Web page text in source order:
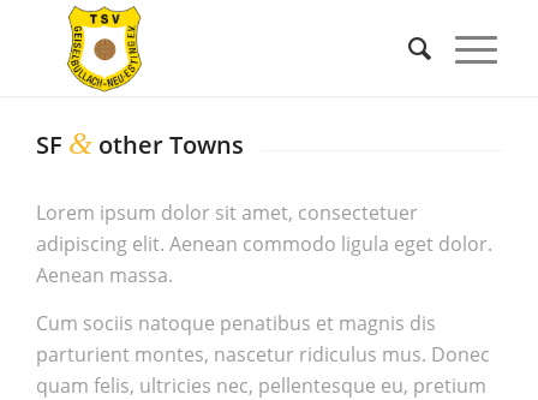
SF & other Towns
Lorem ipsum dolor sit amet, consectetuer
adipiscing elit. Aenean commodo ligula eget dolor.
Aenean massa.
Cum sociis natoque penatibus et magnis dis
parturient montes, nascetur ridiculus mus. Donec
quam felis, ultricies nec, pellentesque eu, pretium